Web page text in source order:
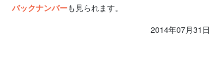
バックナンバーも見られます。
2014年07月31日